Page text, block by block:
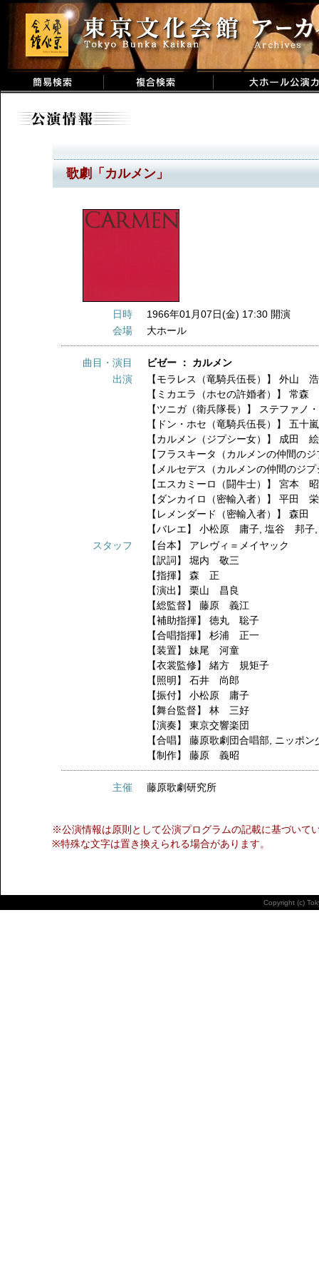
歌劇「カルメン」
日時
1966年01月07日(金) 17:30 開演
会場
大ホール
曲目・演目
ビゼー ： カルメン
出演
【モラレス（竜騎兵伍長）】外山
【ミカエラ（ホセの許婚者）】常森
【ツニガ（衛兵隊長）】
ステファノ
【ドン・ホセ（竜騎兵伍長）】五十
【カルメン（ジプシー女）】 成田 絵
【フラスキータ（カルメンの仲間の
【メルセデス（カルメンの仲間のジ
【エスカミーロ（闘牛士）】宮本
【ダンカイロ（密輸入者）】平田
【レメンダード（密輸入者）】森田
【バレエ】小松原 庸子 ,塩谷 邦子
スタッフ
【台本】 アレヴィ＝メイヤック
【訳詞】堀内 敬三
【指揮】森 正
【演出】栗山 昌良
【総監督】藤原 義江
【補助指揮】徳丸 聡子
【合唱指揮】杉浦 正一
【装置】妹尾 河童
【衣裳監修】緒方 規矩子
【照明】石井 尚郎
【振付】小松原 庸子
【舞台監督】林 三好
【演奏】東京交響楽団
【合唱】藤原歌劇団合唱部 ニッポン
【制作】藤原 義昭
主催 藤原歌劇研究所
※公演情報は原則として公演プログラムの記載に基づいて
※特殊な文字は置き換えられる場合があります。
Copyright (c)